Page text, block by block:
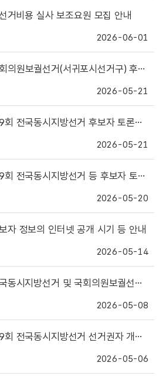
거비용 실사 보조요원 모집 안내
2026-06-01
원보궐선거(서귀포시선거구) 후보자 토론회 개최 공표
2026-05-21
전국동시지방선거 후보자 토론회 개최 공표
2026-05-21
전국동시지방선거 등 후보자 토론회 중계방송 안내
2026-05-20
자 정보의 인터넷 공개 시기 등 안내
2026-05-14
방선거 및 국회의원보궐선거 공정선거지원단 합격자 안내
2026-05-08
전국동시지방선거 선거권자 개표참관인 신청 안내문
2026-05-06